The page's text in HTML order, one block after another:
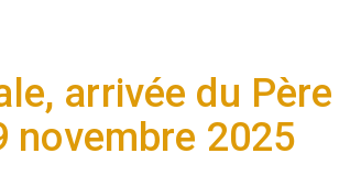
arrivée du Père
novembre 2025